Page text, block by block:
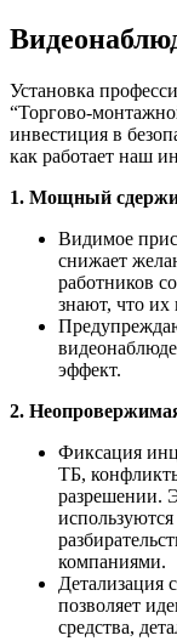
Установка
“Торгово-
инвестиция в
как работает наш
1. Мощный
Видимое
снижает
работников
знают, что
эффект.
2.
Фиксация
ТБ,
разрешении.
компаниями.
Детализация
позволяет
средства,